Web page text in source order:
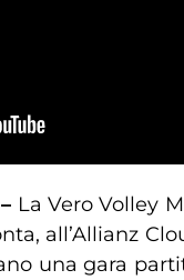
La Vero Volley
all’Allianz
una gara